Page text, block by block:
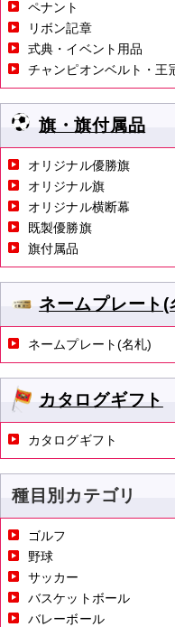
ペナント
リボン記章
式典・イベント用品
チャンピオンベルト・王
旗・旗付属品
オリジナル優勝旗
オリジナル旗
オリジナル横断幕
既製優勝旗
旗付属品
ネームプレート(
ネームプレート(名札)
カタログギフト
カタログギフト
種目別カテゴリ
ゴルフ
野球
サッカー
バスケットボール
バレーボール